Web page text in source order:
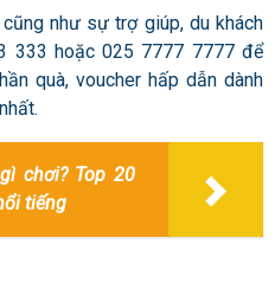
như sự trợ giúp, du khách
333 hoặc 025 7777 7777 để
quà, voucher hấp dẫn dành
chơi? Top 20
tiếng